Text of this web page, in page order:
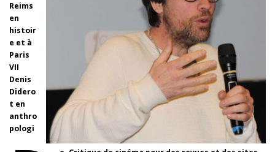
Reims
en
histoir
e et à
Paris
VII
Denis
Didero
t en
anthro
pologi